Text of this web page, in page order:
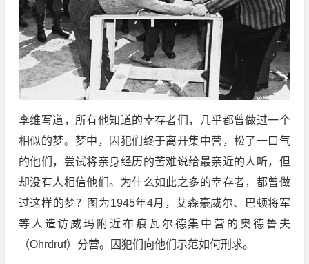
李维写道，所有他知道的幸存者们，几乎都曾做过一个
相似的梦。梦中，囚犯们终于离开集中营，松了一口气
的他们，尝试将亲身经历的苦难说给最亲近的人听，但
却没有人相信他们。为什么如此之多的幸存者，都曾做
过这样的梦？图为1945年4月，艾森豪威尔、巴顿将军
等人造访威玛附近布痕瓦尔德集中营的奥德鲁夫
（Ohrdruf）分营。囚犯们向他们示范如何刑求。